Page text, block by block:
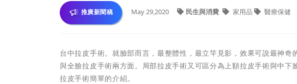
推廣新聞稿 May 29,2020 民生與消費 家用品 醫療保健
台中拉皮手術。就臉部而言，最整體性，最立竿見影，效果可說最神
與全臉拉皮手術兩方面。局部拉皮手術又可區分為上額拉皮手術與中
拉皮手術簡單的介紹。